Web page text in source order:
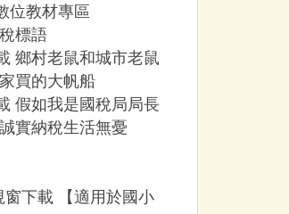
位教材專區
標語
鄉村老鼠和城市老鼠
買的大帆船
假如我是國稅局局長
實納稅生活無憂
窗下載 【適用於國小